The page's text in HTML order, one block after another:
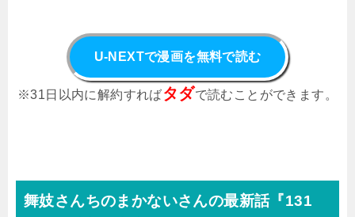
U-NEXTで漫画を無料で読む
※31日以内に解約すればタダで読むことができます。
舞妓さんちのまかないさんの最新話『131